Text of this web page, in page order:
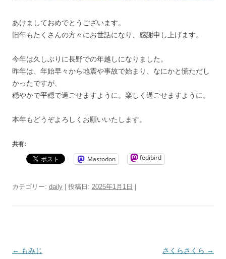
あけましておめでとうございます。
旧年もたくさんの方々にお世話になり、感謝申し上げます。
今年は久しぶりに長野での年越しになりました。
昨年は、年始早々から地震や事故で始まり、なにかと慌ただし
かったですが、
穏やかで平穏で過ごせますように。楽しく過ごせますように。
本年もどうぞよろしくお願いいたします。
共有:
Mastodon fedibird
カテゴリー: daily | 投稿日: 2025年1月1日 |
投
← もみじ さくらさくら →